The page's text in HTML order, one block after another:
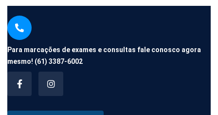
Para marcações de exames e consultas fale conosco agora
mesmo! (61) 3387-6002